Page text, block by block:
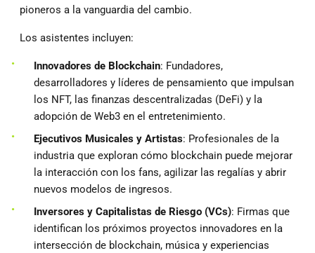
pioneros a la vanguardia del cambio.
Los asistentes incluyen:
Innovadores de Blockchain: Fundadores,
desarrolladores y líderes de pensamiento que impulsan
los NFT, las finanzas descentralizadas (DeFi) y la
adopción de Web3 en el entretenimiento.
Ejecutivos Musicales y Artistas: Profesionales de la
industria que exploran cómo blockchain puede mejorar
la interacción con los fans, agilizar las regalías y abrir
nuevos modelos de ingresos.
Inversores y Capitalistas de Riesgo (VCs): Firmas que
identifican los próximos proyectos innovadores en la
intersección de blockchain, música y experiencias